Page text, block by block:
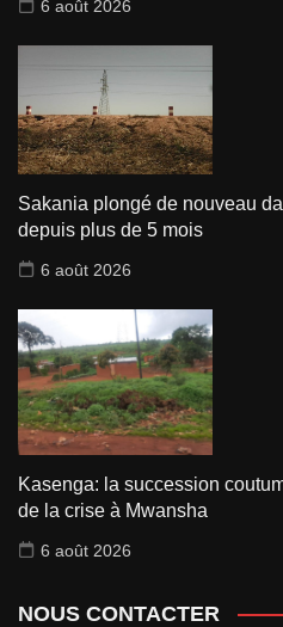
6 août 2026
Sakania plongé de nouveau
depuis plus de 5 mois
6 août 2026
Kasenga: la succession
de la crise à Mwansha
6 août 2026
NOUS CONTACTER